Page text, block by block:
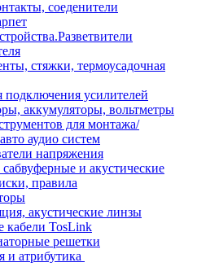
соеденители
стяжки, термоусадочная
усилителей
аккумуляторы, вольтметры
для монтажа/
аудио систем
напряжения
и акустические
правила
акустические линзы
кабели TosLink
решетки
и атрибутика